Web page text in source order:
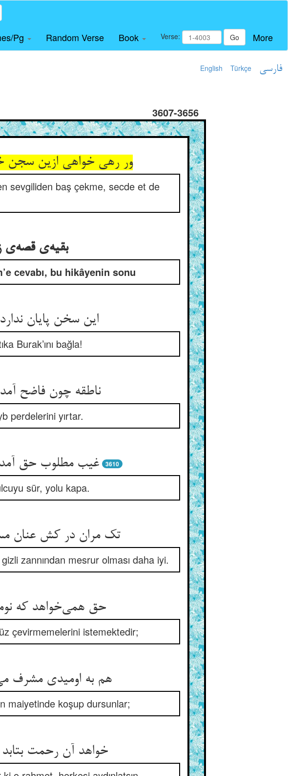
Pg Random Verse Book Verse: Go More
English Türkçe فارسی
3607-3656
ور رهی خواهی ازین سجن خرب ** سر مکش از دوست و اسجد و اقترب‌‌
sevgiliden baş çekme, secde et de
بقیه‌‌ی قصه‌‌ی زید در جواب رسول علیه السلام‌‌
cevabı, bu hikâyenin sonu
این سخن پایان
Burak’ını bağla!
ناطقه چون فاضح
perdelerini yırtar.
3610
sür, yolu kapa.
تک مران در کش عنان مستور به ** هر کس از پندار خود مسرور به‌‌
gizli zannından mesrur olması daha iyi.
حق همی‌‌خواهد که
çevirmemelerini istemektedir;
هم به اومیدی مشرف
maiyetinde koşup dursunlar;
خواهد آن رحمت بتابد بر همه ** بر بد و نیک از عموم مرحمه‌‌